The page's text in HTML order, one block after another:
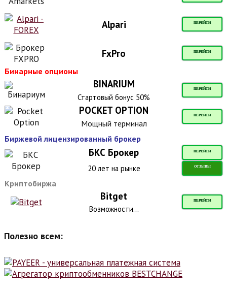
Alpari ПЕРЕЙТИ
FxPro ПЕРЕЙТИ
Бинарные опционы
BINARIUM ПЕРЕЙТИ
Стартовый бонус 50%
POCKET OPTION ПЕРЕЙТИ
Мощный терминал
Биржевой лицензированный брокер
БКС Брокер ПЕРЕЙТИ
20 лет на рынке ОТЗЫВЫ
Криптобиржа
Bitget ПЕРЕЙТИ
Возможности...
Полезно всем: